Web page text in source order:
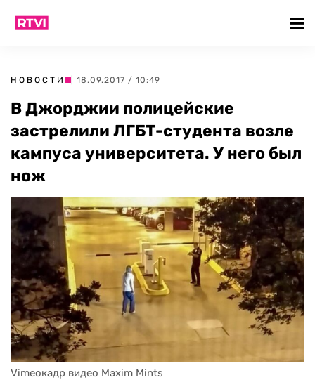
НОВОСТИ | 18.09.2017 / 10:49
В Джорджии полицейские
застрелили ЛГБТ-студента возле
кампуса университета. У него был
нож
Vimeoкадр видео Maxim Mints